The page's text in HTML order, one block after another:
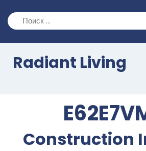
содержимому
Radiant Living
Construction